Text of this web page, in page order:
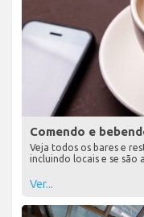
Comendo e
Veja todos os bares e
incluindo locais e se são
Ver...